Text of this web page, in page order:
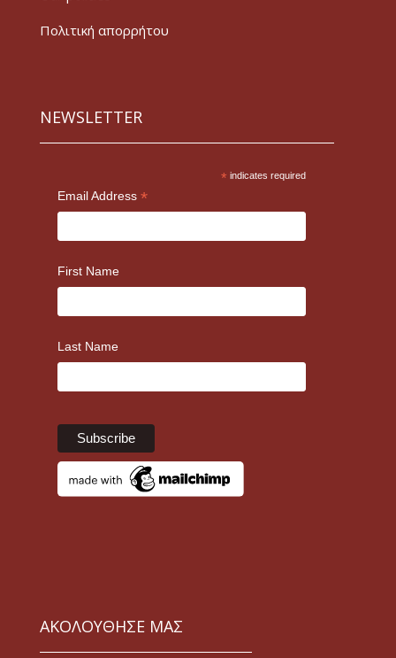
Πολιτική απορρήτου
NEWSLETTER
* indicates required
Email Address *
First Name
Last Name
ΑΚΟΛΟΥΘΗΣΕ ΜΑΣ